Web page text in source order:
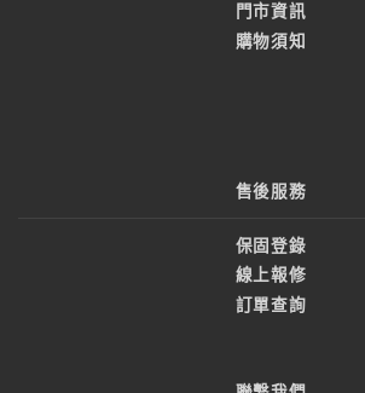
門市資訊
購物須知
售後服務
保固登錄
線上報修
訂單查詢